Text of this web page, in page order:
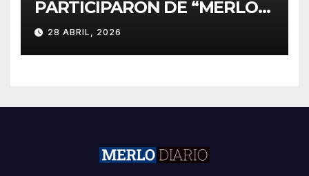
PARTICIPARON DE “MERLO
CORRE POR MALVINAS”
28 ABRIL, 2026